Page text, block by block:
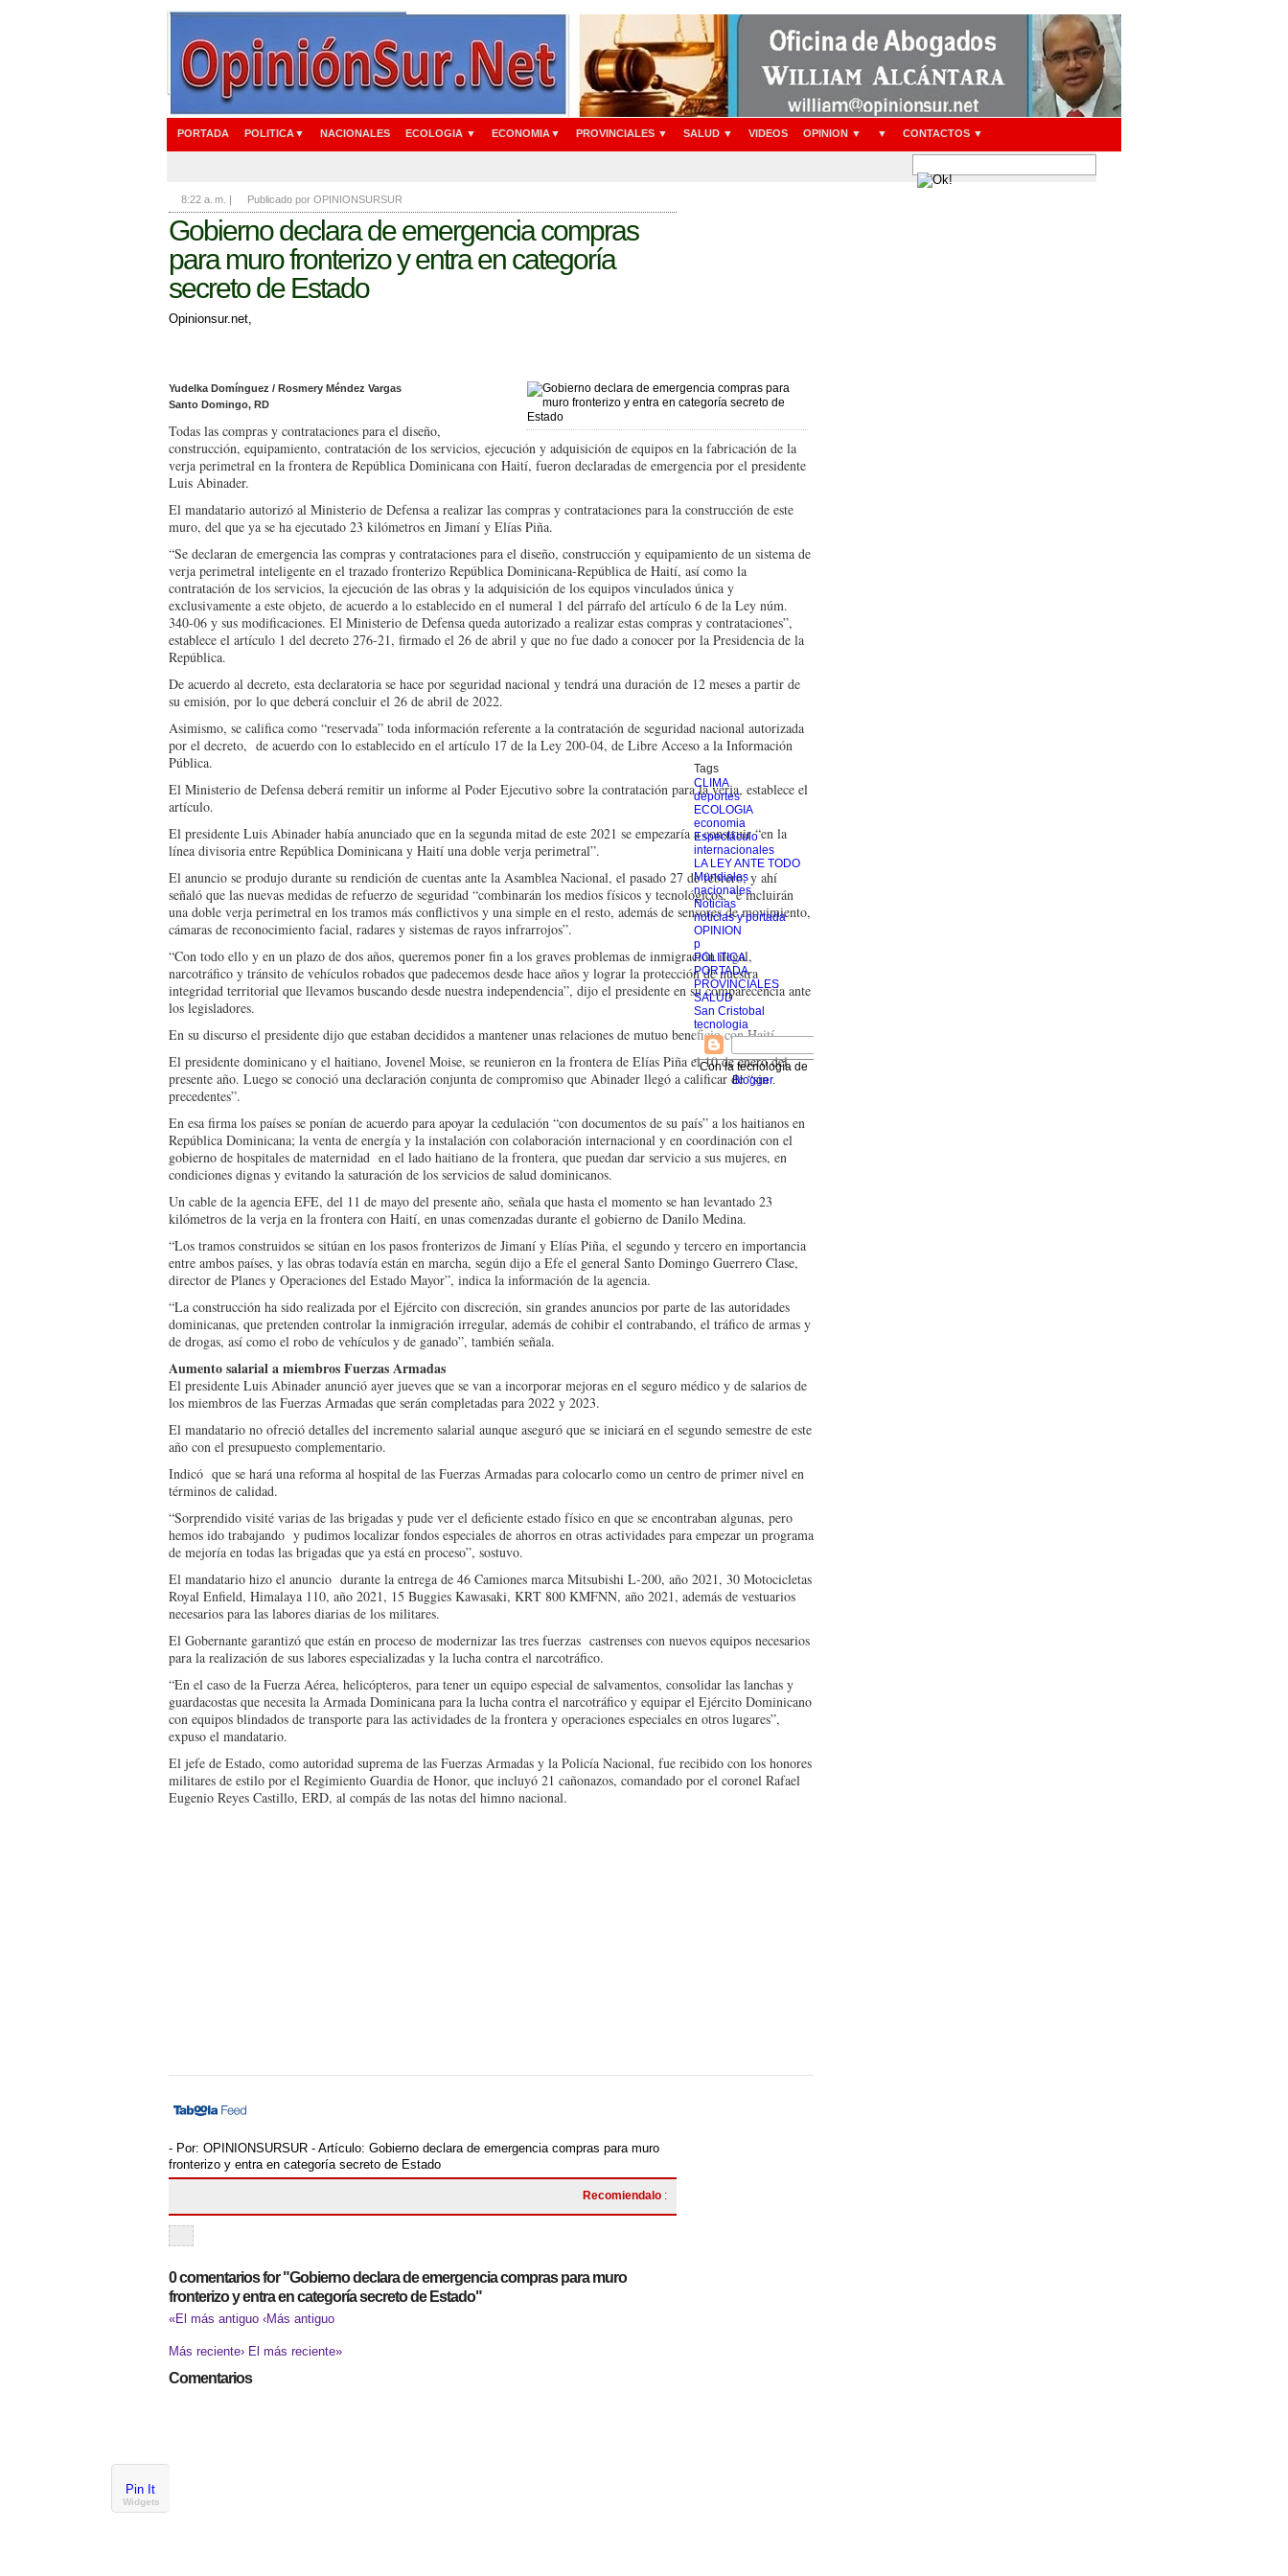
PORTADA POLITICA▼ NACIONALES ECOLOGIA ▼ ECONOMIA▼ PROVINCIALES ▼ SALUD ▼ VIDEOS OPINION ▼ ▼ CONTACTOS ▼
Pin It
Widgets
8:22 a. m. | Publicado por OPINIONSURSUR
Gobierno declara de emergencia compras
para muro fronterizo y entra en categoría
secreto de Estado
Opinionsur.net,
Yudelka Domínguez / Rosmery Méndez Vargas
Santo Domingo, RD
Todas las compras y contrataciones para el diseño,
construcción, equipamiento, contratación de los servicios, ejecución y adquisición de equipos en la fabricación de la
verja perimetral en la frontera de República Dominicana con Haití, fueron declaradas de emergencia por el presidente
Luis Abinader.
El mandatario autorizó al Ministerio de Defensa a realizar las compras y contrataciones para la construcción de este
muro, del que ya se ha ejecutado 23 kilómetros en Jimaní y Elías Piña.
“Se declaran de emergencia las compras y contrataciones para el diseño, construcción y equipamiento de un sistema de
verja perimetral inteligente en el trazado fronterizo República Dominicana-República de Haití, así como la
contratación de los servicios, la ejecución de las obras y la adquisición de los equipos vinculados única y
exclusivamente a este objeto, de acuerdo a lo establecido en el numeral 1 del párrafo del artículo 6 de la Ley núm.
340-06 y sus modificaciones. El Ministerio de Defensa queda autorizado a realizar estas compras y contrataciones”,
establece el artículo 1 del decreto 276-21, firmado el 26 de abril y que no fue dado a conocer por la Presidencia de la
República.
De acuerdo al decreto, esta declaratoria se hace por seguridad nacional y tendrá una duración de 12 meses a partir de
su emisión, por lo que deberá concluir el 26 de abril de 2022.
Asimismo, se califica como “reservada” toda información referente a la contratación de seguridad nacional autorizada
por el decreto, de acuerdo con lo establecido en el artículo 17 de la Ley 200-04, de Libre Acceso a la Información
Pública.
El Ministerio de Defensa deberá remitir un informe al Poder Ejecutivo sobre la contratación para la verja, establece el
artículo.
El presidente Luis Abinader había anunciado que en la segunda mitad de este 2021 se empezaría a construir “en la
línea divisoria entre República Dominicana y Haití una doble verja perimetral”.
El anuncio se produjo durante su rendición de cuentas ante la Asamblea Nacional, el pasado 27 de febrero, y ahí
señaló que las nuevas medidas de refuerzo de seguridad “combinarán los medios físicos y tecnológicos, “e incluirán
una doble verja perimetral en los tramos más conflictivos y una simple en el resto, además de sensores de movimiento,
cámaras de reconocimiento facial, radares y sistemas de rayos infrarrojos”.
“Con todo ello y en un plazo de dos años, queremos poner fin a los graves problemas de inmigración ilegal,
narcotráfico y tránsito de vehículos robados que padecemos desde hace años y lograr la protección de nuestra
integridad territorial que llevamos buscando desde nuestra independencia”, dijo el presidente en su comparecencia ante
los legisladores.
En su discurso el presidente dijo que estaban decididos a mantener unas relaciones de mutuo beneficio con Haití.
El presidente dominicano y el haitiano, Jovenel Moise, se reunieron en la frontera de Elías Piña el 10 de enero del
presente año. Luego se conoció una declaración conjunta de compromiso que Abinader llegó a calificar de “sin
precedentes”.
En esa firma los países se ponían de acuerdo para apoyar la cedulación “con documentos de su país” a los haitianos en
República Dominicana; la venta de energía y la instalación con colaboración internacional y en coordinación con el
gobierno de hospitales de maternidad en el lado haitiano de la frontera, que puedan dar servicio a sus mujeres, en
condiciones dignas y evitando la saturación de los servicios de salud dominicanos.
Un cable de la agencia EFE, del 11 de mayo del presente año, señala que hasta el momento se han levantado 23
kilómetros de la verja en la frontera con Haití, en unas comenzadas durante el gobierno de Danilo Medina.
“Los tramos construidos se sitúan en los pasos fronterizos de Jimaní y Elías Piña, el segundo y tercero en importancia
entre ambos países, y las obras todavía están en marcha, según dijo a Efe el general Santo Domingo Guerrero Clase,
director de Planes y Operaciones del Estado Mayor”, indica la información de la agencia.
“La construcción ha sido realizada por el Ejército con discreción, sin grandes anuncios por parte de las autoridades
dominicanas, que pretenden controlar la inmigración irregular, además de cohibir el contrabando, el tráfico de armas y
de drogas, así como el robo de vehículos y de ganado”, también señala.
Aumento salarial a miembros Fuerzas Armadas
El presidente Luis Abinader anunció ayer jueves que se van a incorporar mejoras en el seguro médico y de salarios de
los miembros de las Fuerzas Armadas que serán completadas para 2022 y 2023.
El mandatario no ofreció detalles del incremento salarial aunque aseguró que se iniciará en el segundo semestre de este
año con el presupuesto complementario.
Indicó que se hará una reforma al hospital de las Fuerzas Armadas para colocarlo como un centro de primer nivel en
términos de calidad.
“Sorprendido visité varias de las brigadas y pude ver el deficiente estado físico en que se encontraban algunas, pero
hemos ido trabajando y pudimos localizar fondos especiales de ahorros en otras actividades para empezar un programa
de mejoría en todas las brigadas que ya está en proceso”, sostuvo.
El mandatario hizo el anuncio durante la entrega de 46 Camiones marca Mitsubishi L-200, año 2021, 30 Motocicletas
Royal Enfield, Himalaya 110, año 2021, 15 Buggies Kawasaki, KRT 800 KMFNN, año 2021, además de vestuarios
necesarios para las labores diarias de los militares.
El Gobernante garantizó que están en proceso de modernizar las tres fuerzas castrenses con nuevos equipos necesarios
para la realización de sus labores especializadas y la lucha contra el narcotráfico.
“En el caso de la Fuerza Aérea, helicópteros, para tener un equipo especial de salvamentos, consolidar las lanchas y
guardacostas que necesita la Armada Dominicana para la lucha contra el narcotráfico y equipar el Ejército Dominicano
con equipos blindados de transporte para las actividades de la frontera y operaciones especiales en otros lugares”,
expuso el mandatario.
El jefe de Estado, como autoridad suprema de las Fuerzas Armadas y la Policía Nacional, fue recibido con los honores
militares de estilo por el Regimiento Guardia de Honor, que incluyó 21 cañonazos, comandado por el coronel Rafael
Eugenio Reyes Castillo, ERD, al compás de las notas del himno nacional.
- Por: OPINIONSURSUR - Artículo: Gobierno declara de emergencia compras para muro
fronterizo y entra en categoría secreto de Estado
Recomiendalo :
0 comentarios for "Gobierno declara de emergencia compras para muro
fronterizo y entra en categoría secreto de Estado"
«El más antiguo ‹Más antiguo
Más reciente› El más reciente»
Comentarios
Tags
CLIMA
deportes
ECOLOGIA
economia
Espectáculo
internacionales
LA LEY ANTE TODO
Mundiales
nacionales
Noticias
noticias y portada
OPINION
p
POLITICA
PORTADA
PROVINCIALES
SALUD
San Cristobal
tecnologia
Con la tecnología de
Blogger.